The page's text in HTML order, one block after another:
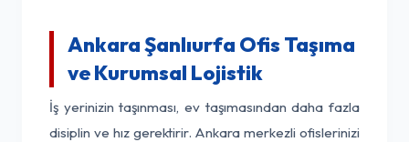
Ankara Şanlıurfa Ofis Taşıma
ve Kurumsal Lojistik
İş yerinizin taşınması, ev taşımasından daha fazla
disiplin ve hız gerektirir. Ankara merkezli ofislerinizi